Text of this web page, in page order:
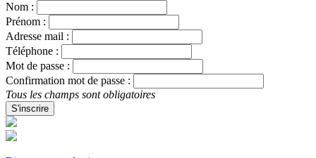
Nom :
Prénom :
Adresse mail :
Téléphone :
Mot de passe :
Confirmation mot de passe :
Tous les champs sont obligatoires
S'inscrire